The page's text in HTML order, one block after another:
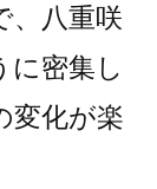
、八重咲
に密集し
変化が楽